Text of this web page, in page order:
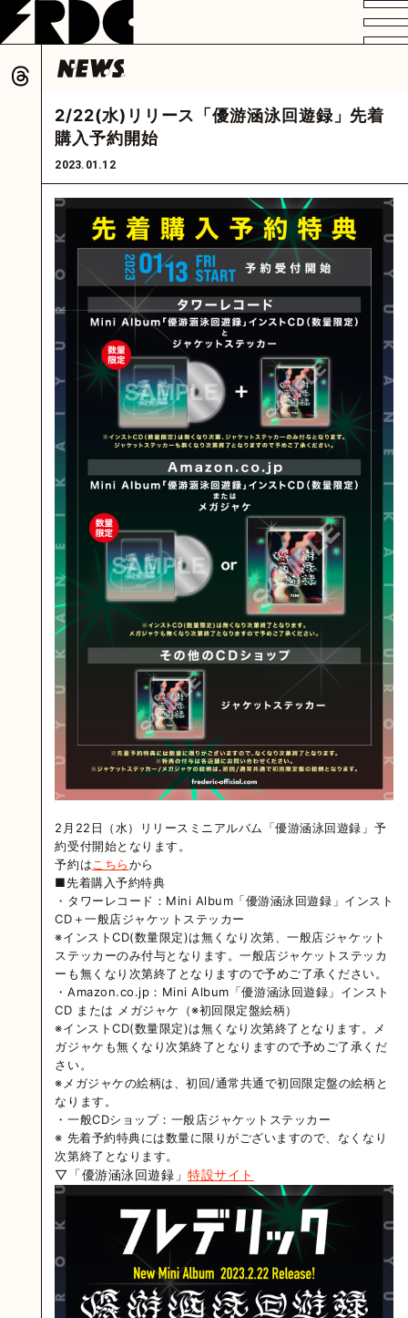
VIDEO
DISCOGRAPHY
GOODS
FAN CLUB
HOME
2/22(水)リリース「優游涵泳回遊録」先着
購入予約開始
2023.01.12
2月22日（水）リリースミニアルバム「優游涵泳回遊録」予
約受付開始となります。
予約は こちらから
■先着購入予約特典
・タワーレコード：Mini Album「優游涵泳回遊録」インスト
CD＋一般店ジャケットステッカー
※インストCD(数量限定)は無くなり次第、一般店ジャケット
ステッカーのみ付与となります。一般店ジャケットステッカ
ーも無くなり次第終了となりますので予めご了承ください。
・Amazon.co.jp：Mini Album「優游涵泳回遊録」インスト
CD または メガジャケ（※初回限定盤絵柄）
※インストCD(数量限定)は無くなり次第終了となります。メ
ガジャケも無くなり次第終了となりますので予めご了承くだ
さい。
※メガジャケの絵柄は、初回/通常共通で初回限定盤の絵柄と
なります。
・一般CDショップ：一般店ジャケットステッカー
※ 先着予約特典には数量に限りがございますので、なくなり
次第終了となります。
▽ 「優游涵泳回遊録」特設サイト